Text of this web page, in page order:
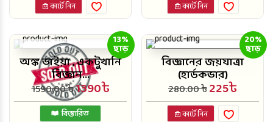
কার্টে নিন কার্টে নিন
13%
ছাড়
অঙ্ক ভাইয়া , একটুখানি
বিজ্ঞান...
1590.00 ৳1390৳
বিস্তারিত
20%
ছাড়
বিজ্ঞানের জয়যাত্রা
(হার্ডকভার)
280.00 ৳225৳
কার্টে নিন